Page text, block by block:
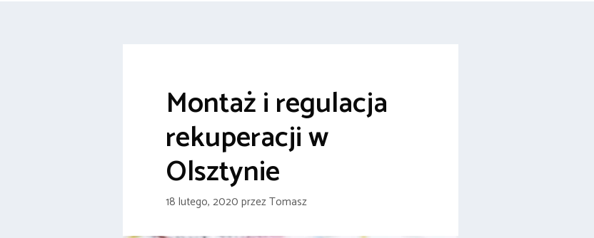
Montaż i regulacja
rekuperacji w
Olsztynie
18 lutego, 2020 przezTomasz